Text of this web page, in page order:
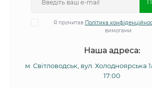
Я прочитав Політика
вимогами
Наша адреса:
м. Світловодськ, вул. Холодноярська
17:00